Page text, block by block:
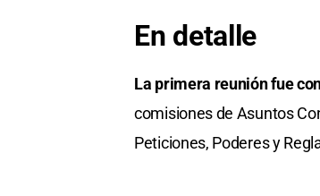
En detalle
La primera reunión fue
comisiones de Asuntos
Peticiones, Poderes y